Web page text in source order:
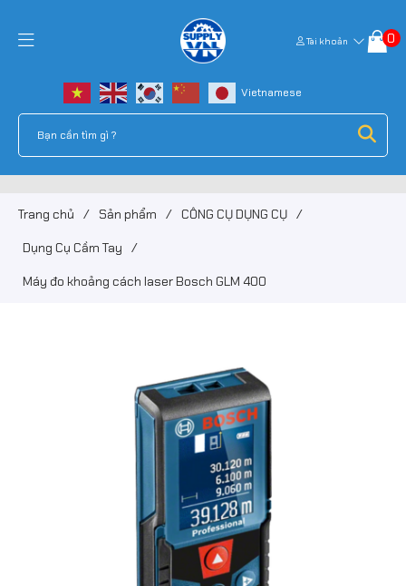
Tài khoản 0
Trang chủ / Sản phẩm / CÔNG CỤ DỤNG CỤ /
Dụng Cụ Cầm Tay /
Máy đo khoảng cách laser Bosch GLM 400